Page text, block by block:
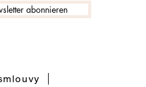
abonnieren